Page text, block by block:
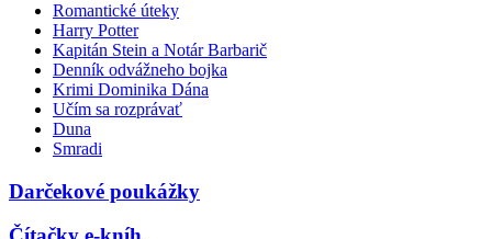
Romantické úteky
Harry Potter
Kapitán Stein a Notár Barbarič
Denník odvážneho bojka
Krimi Dominika Dána
Učím sa rozprávať
Duna
Smradi
Darčekové poukážky